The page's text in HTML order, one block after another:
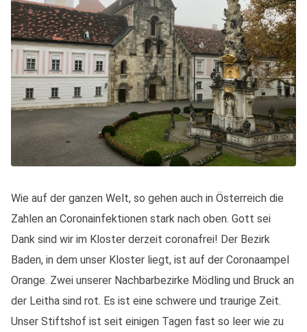
Wie auf der ganzen Welt, so gehen auch in Österreich die
Zahlen an Coronainfektionen stark nach oben. Gott sei
Dank sind wir im Kloster derzeit coronafrei! Der Bezirk
Baden, in dem unser Kloster liegt, ist auf der Coronaampel
Orange. Zwei unserer Nachbarbezirke Mödling und Bruck an
der Leitha sind rot. Es ist eine schwere und traurige Zeit.
Unser Stiftshof ist seit einigen Tagen fast so leer wie zu